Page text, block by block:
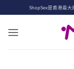
to
content
ShopSex是香港最